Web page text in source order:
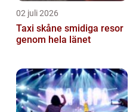
02 juli 2026
Taxi skåne smidiga resor
genom hela länet